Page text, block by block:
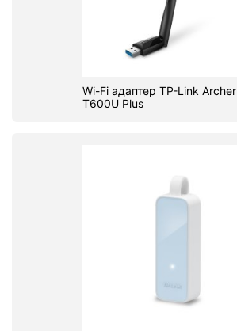
Wi-Fi адаптер TP-Link Archer
T600U Plus